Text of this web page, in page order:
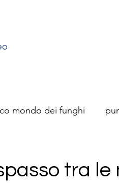
mondo dei funghi
tra le